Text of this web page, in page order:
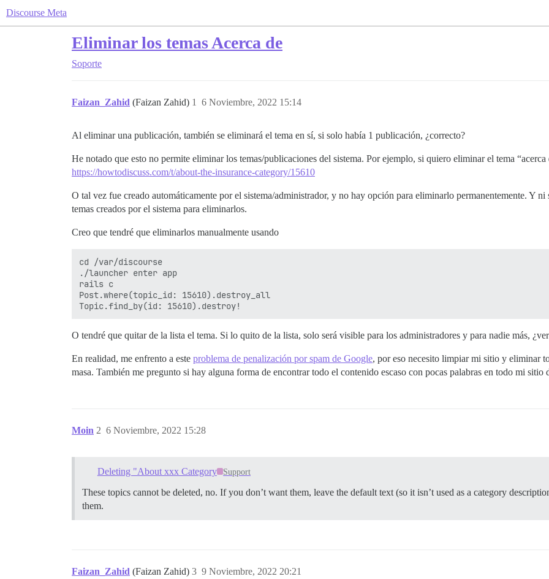
Discourse Meta
Eliminar los temas Acerca de
Soporte
Faizan_Zahid (Faizan Zahid) 6 Noviembre, 2022 15:14
1
Al eliminar una publicación, también se eliminará el tema en sí, si solo había 1 publicación, ¿correcto?
He notado que esto no permite eliminar los temas/publicaciones del sistema. Por ejemplo, si quiero eliminar el tema
https://howtodiscuss.com/t/about-the-insurance-category/15610
O tal vez fue creado automáticamente por el sistema/administrador, y no hay opción para eliminarlo permanentemente. Y
temas creados por el sistema para eliminarlos.
Creo que tendré que eliminarlos manualmente usando
cd /var/discourse
./launcher enter app
rails c
Post.where(topic_id: 15610).destroy_all
O tendré que quitar de la lista el tema. Si lo quito de la lista, solo será visible para los administradores y para nadie más,
En realidad, me enfrento a este problema de penalización por spam de Google, por eso necesito limpiar mi sitio y eliminar
masa. También me pregunto si hay alguna forma de encontrar todo el contenido escaso con pocas palabras en todo mi sitio
Moin 6 Noviembre, 2022 15:28
2
Deleting "About xxx Category Support
These topics cannot be deleted, no. If you don’t want them, leave the default text (so it isn’t used as a category
them.
Faizan_Zahid (Faizan Zahid) 9 Noviembre, 2022 20:21
3